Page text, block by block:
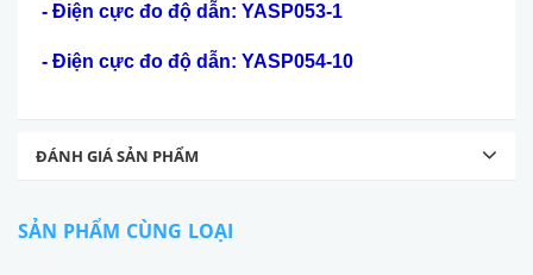
- Điện cực đo độ dẫn: YASP053-1
- Điện cực đo độ dẫn: YASP054-10
ĐÁNH GIÁ SẢN PHẨM
SẢN PHẨM CÙNG LOẠI